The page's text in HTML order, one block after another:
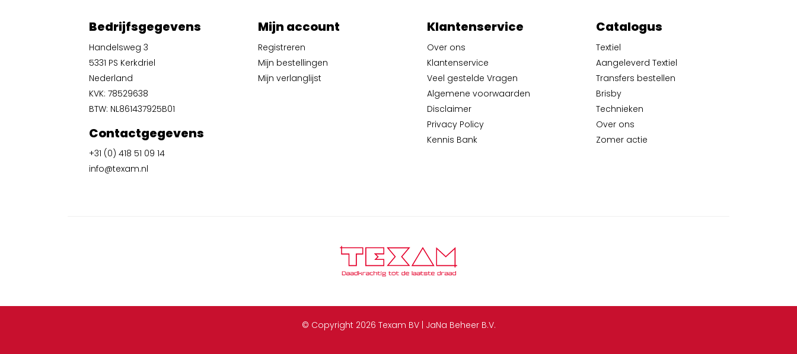
Bedrijfsgegevens
Handelsweg 3
5331 PS Kerkdriel
Nederland
KVK: 78529638
BTW: NL861437925B01
Contactgegevens
+31 (0) 418 51 09 14
info@texam.nl
Mijn account
Registreren
Mijn bestellingen
Mijn verlanglijst
Klantenservice
Over ons
Klantenservice
Veel gestelde Vragen
Algemene voorwaarden
Disclaimer
Privacy Policy
Kennis Bank
Catalogus
Textiel
Aangeleverd Textiel
Transfers bestellen
Brisby
Technieken
Over ons
Zomer actie
© Copyright 2026 Texam BV | JaNa Beheer B.V.